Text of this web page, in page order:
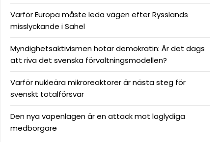
Varför Europa måste leda vägen efter Rysslands
misslyckande i Sahel
Myndighetsaktivismen hotar demokratin: Är det dags
att riva det svenska förvaltningsmodellen?
Varför nukleära mikroreaktorer är nästa steg för
svenskt totalförsvar
Den nya vapenlagen är en attack mot laglydiga
medborgare